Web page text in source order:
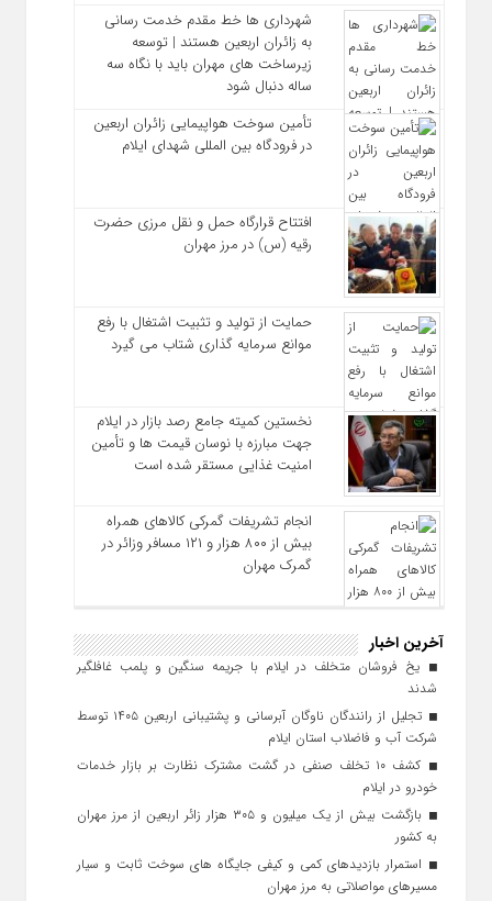
شهرداری‌ ها خط مقدم خدمت ‌رسانی
به زائران اربعین هستند | توسعه
زیرساخت ‌های مهران باید با نگاه سه‌
ساله دنبال شود
تأمین سوخت هواپیمایی زائران اربعین
در فرودگاه بین المللی شهدای ایلام
افتتاح قرارگاه حمل‌ و نقل مرزی حضرت
رقیه (س) در مرز مهران
حمایت از تولید و تثبیت اشتغال با رفع
موانع سرمایه‌ گذاری شتاب می‌ گیرد
نخستین کمیته جامع رصد بازار در ایلام
جهت مبارزه با نوسان قیمت‌ ها و تأمین
امنیت غذایی مستقر شده است
انجام تشریفات گمرکی کالاهای همراه
بیش از ۸۰۰ هزار و ۱۲۱ مسافر وزائر در
گمرک مهران
آخرین اخبار
یخ‌ فروشان متخلف در ایلام با جریمه سنگین و پلمب غافلگیر
شدند
تجلیل از رانندگان ناوگان آبرسانی و پشتیبانی اربعین ۱۴۰۵ توسط
شرکت آب و فاضلاب استان ایلام
کشف ۱۰ تخلف صنفی در گشت مشترک نظارت بر بازار خدمات
خودرو در ایلام
بازگشت بیش از یک میلیون و ۳۰۵ هزار زائر اربعین از مرز مهران
به کشور
استمرار بازدیدهای کمی و کیفی جایگاه‌ های سوخت ثابت و سیار
مسیرهای مواصلاتی به مرز مهران